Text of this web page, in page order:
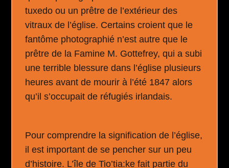
tuxedo ou un prêtre de l’extérieur des
vitraux de l’église. Certains croient que le
fantôme photographié n’est autre que le
prêtre de la Famine M. Gottefrey, qui a subi
une terrible blessure dans l’église plusieurs
heures avant de mourir à l’été 1847 alors
qu’il s’occupait de réfugiés irlandais.
Pour comprendre la signification de l’église,
il est important de se pencher sur un peu
d’histoire. L’île de Tio’tia:ke fait partie du